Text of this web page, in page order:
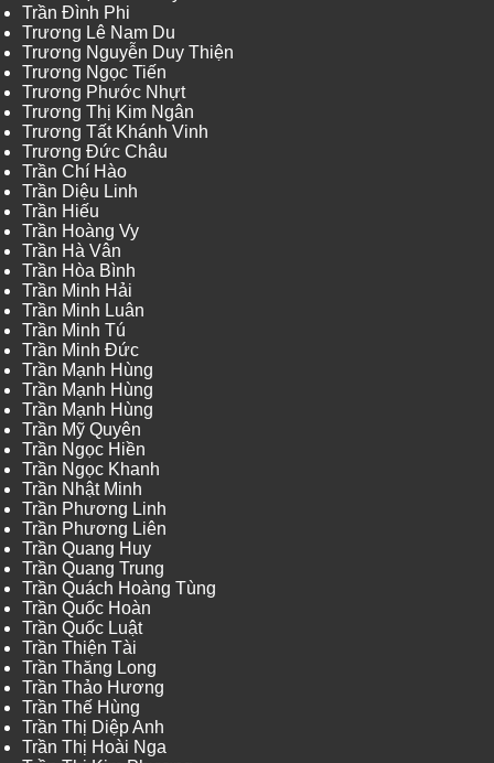
Trần Đình Phi
Trương Lê Nam Du
Trương Nguyễn Duy Thiện
Trương Ngọc Tiến
Trương Phước Nhựt
Trương Thị Kim Ngân
Trương Tất Khánh Vinh
Trương Đức Châu
Trần Chí Hào
Trần Diệu Linh
Trần Hiếu
Trần Hoàng Vy
Trần Hà Vân
Trần Hòa Bình
Trần Minh Hải
Trần Minh Luân
Trần Minh Tú
Trần Minh Đức
Trần Mạnh Hùng
Trần Mạnh Hùng
Trần Mạnh Hùng
Trần Mỹ Quyên
Trần Ngọc Hiền
Trần Ngọc Khanh
Trần Nhật Minh
Trần Phương Linh
Trần Phương Liên
Trần Quang Huy
Trần Quang Trung
Trần Quách Hoàng Tùng
Trần Quốc Hoàn
Trần Quốc Luật
Trần Thiện Tài
Trần Thăng Long
Trần Thảo Hương
Trần Thế Hùng
Trần Thị Diệp Anh
Trần Thị Hoài Nga